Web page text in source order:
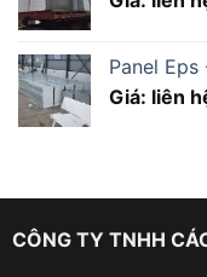
Panel Eps
Giá: liên
CÔNG TY TNHH